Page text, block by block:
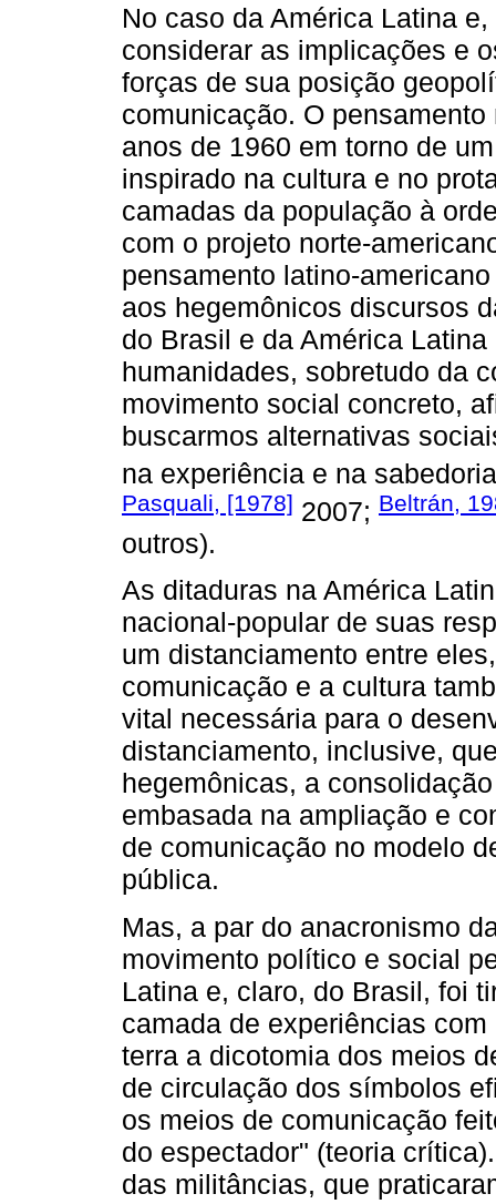
No caso da América Latina
considerar as implicações e
forças de sua posição
comunicação. O
anos de 1960 em torno de
inspirado na cultura e no
camadas da população à
com o projeto norte-
pensamento latino-
aos hegemônicos discursos
do Brasil e da América
humanidades, sobretudo da
movimento social concreto,
buscarmos alternativas
na experiência e na
Pasquali, [1978] 2007; Beltrán,
outros).
As ditaduras na América
nacional-popular de suas
um distanciamento entre
comunicação e a cultura
vital necessária para o
distanciamento, inclusive,
hegemônicas, a
embasada na ampliação e
de comunicação no modelo
pública.
Mas, a par do anacronismo
movimento político e social
Latina e, claro, do Brasil, foi
camada de experiências
terra a dicotomia dos meios
de circulação dos símbolos
os meios de comunicação
do espectador" (teoria
das militâncias, que